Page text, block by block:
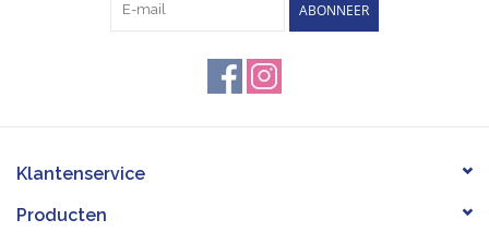
ABONNEER
Klantenservice
Producten